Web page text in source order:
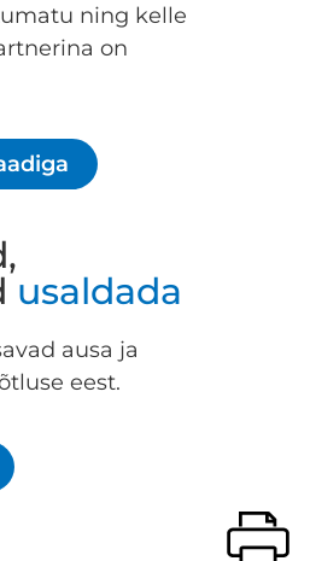
ning kelle
on
usaldada
ausa ja
eest.